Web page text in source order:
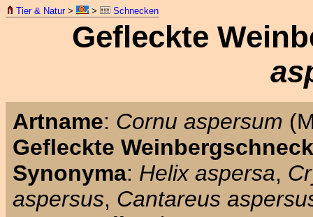
Tier & Natur> > Schnecken
Gefleckte
Artname: Cornu aspersum
Gefleckte
Synonyma: Helix aspersa,
aspersus, Cantareus